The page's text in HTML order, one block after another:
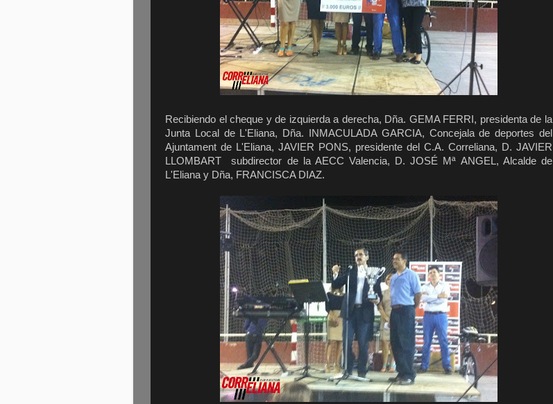
Recibiendo el cheque y de izquierda a derecha, Dña. GEMA FERRI, presidenta de la
Junta Local de L'Eliana, Dña. INMACULADA GARCIA, Concejala de deportes del
Ajuntament de L'Eliana, JAVIER PONS, presidente del C.A. Correliana, D. JAVIER
LLOMBART subdirector de la AECC Valencia, D. JOSÉ Mª ANGEL, Alcalde de
L'Eliana y Dña, FRANCISCA DIAZ.